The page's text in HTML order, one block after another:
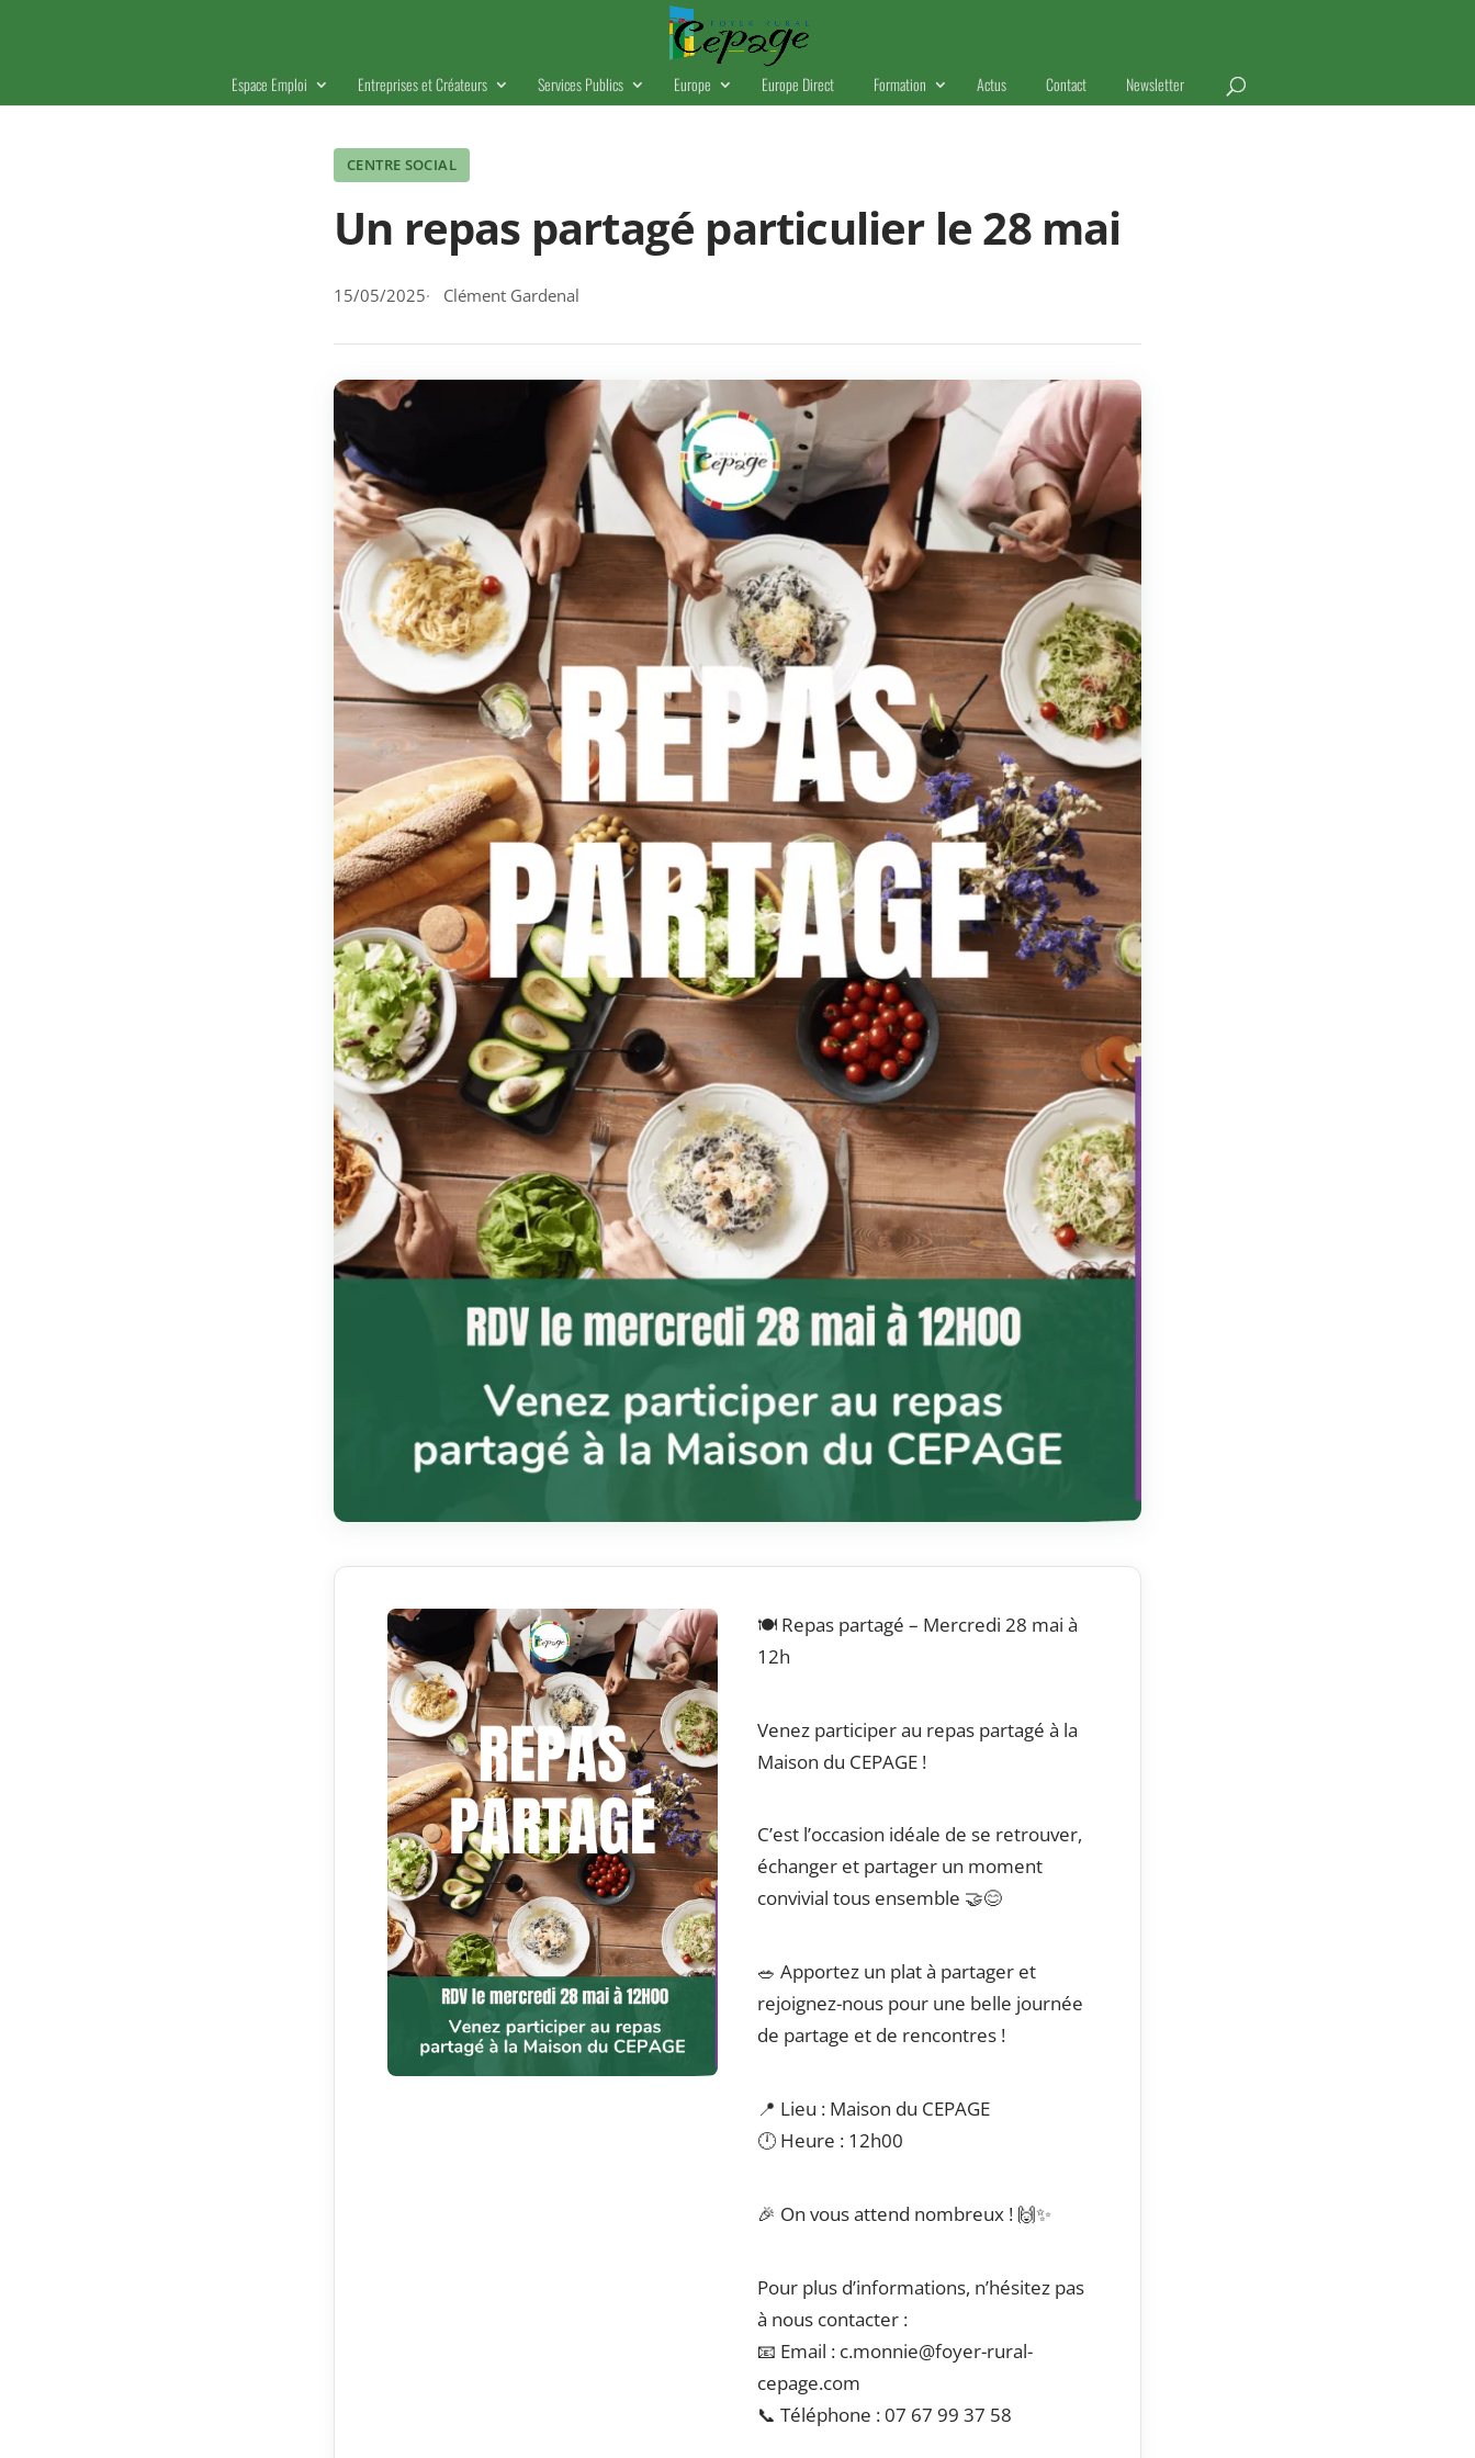
Espace Emploi Entreprises et Créateurs Services Publics Europe Europe Direct Formation Actus Contact Newsletter
CENTRE SOCIAL
Un repas partagé particulier le 28 mai
15/05/2025 Clément Gardenal
🍽️ Repas partagé – Mercredi 28 mai à
12h
Venez participer au repas partagé à la
Maison du CEPAGE !
C’est l’occasion idéale de se retrouver,
échanger et partager un moment
convivial tous ensemble 🤝😊
🥗 Apportez un plat à partager et
rejoignez-nous pour une belle journée
de partage et de rencontres !
📍 Lieu : Maison du CEPAGE
🕛 Heure : 12h00
🎉 On vous attend nombreux ! 🙌✨
Pour plus d’informations, n’hésitez pas
à nous contacter :
📧 Email : c.monnie@foyer-rural-
cepage.com
📞 Téléphone : 07 67 99 37 58